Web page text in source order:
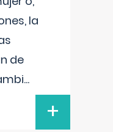
la
de
...
+